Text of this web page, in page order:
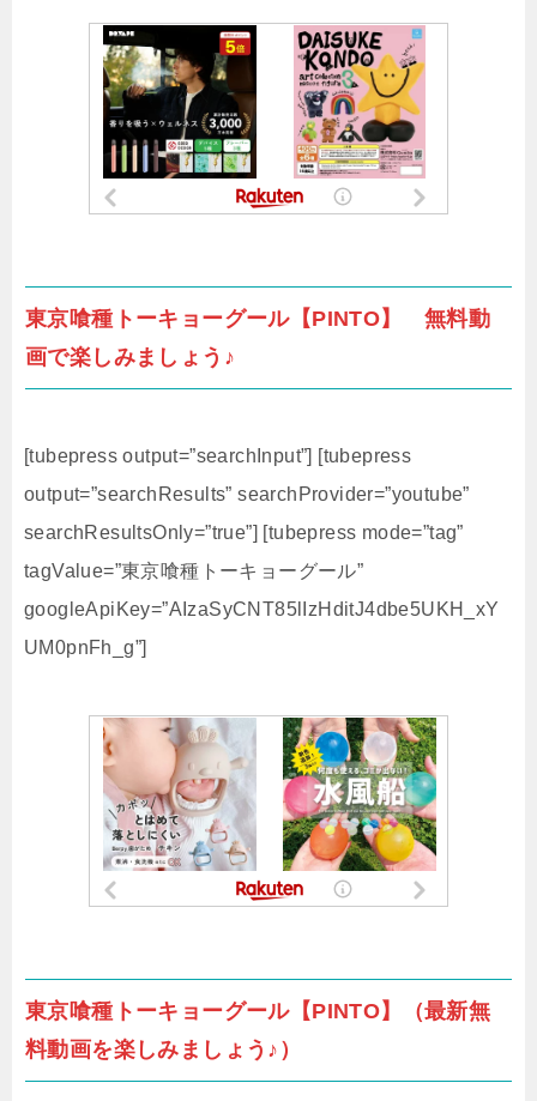
東京喰種トーキョーグール【PINTO】 無料動
画で楽しみましょう♪
[tubepress output=”searchInput”] [tubepress
output=”searchResults” searchProvider=”youtube”
searchResultsOnly=”true”] [tubepress mode=”tag”
tagValue=”東京喰種トーキョーグール”
googleApiKey=”AIzaSyCNT85lIzHditJ4dbe5UKH_xY
UM0pnFh_g”]
東京喰種トーキョーグール【PINTO】（最新無
料動画を楽しみましょう♪）